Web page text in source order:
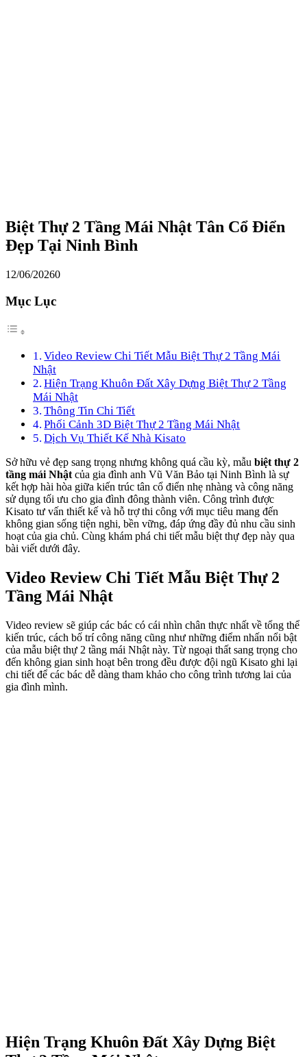
Biệt Thự 2 Tầng Mái Nhật Tân Cổ Điển
Đẹp Tại Ninh Bình
12/06/20260
Mục Lục
Video Review Chi Tiết Mẫu Biệt Thự 2 Tầng Mái
Nhật
Hiện Trạng Khuôn Đất Xây Dựng Biệt Thự 2 Tầng
Mái Nhật
Thông Tin Chi Tiết
Phối Cảnh 3D Biệt Thự 2 Tầng Mái Nhật
Dịch Vụ Thiết Kế Nhà Kisato
Sở hữu vẻ đẹp sang trọng nhưng không quá cầu kỳ, mẫu biệt thự 2
tầng mái Nhật của gia đình anh Vũ Văn Bảo tại Ninh Bình là sự
kết hợp hài hòa giữa kiến trúc tân cổ điển nhẹ nhàng và công năng
sử dụng tối ưu cho gia đình đông thành viên. Công trình được
Kisato tư vấn thiết kế và hỗ trợ thi công với mục tiêu mang đến
không gian sống tiện nghi, bền vững, đáp ứng đầy đủ nhu cầu sinh
hoạt của gia chủ. Cùng khám phá chi tiết mẫu biệt thự đẹp này qua
bài viết dưới đây.
Video Review Chi Tiết Mẫu Biệt Thự 2
Tầng Mái Nhật
Video review sẽ giúp các bác có cái nhìn chân thực nhất về tổng thể
kiến trúc, cách bố trí công năng cũng như những điểm nhấn nổi bật
của mẫu biệt thự 2 tầng mái Nhật này. Từ ngoại thất sang trọng cho
đến không gian sinh hoạt bên trong đều được đội ngũ Kisato ghi lại
chi tiết để các bác dễ dàng tham khảo cho công trình tương lai của
gia đình mình.
Hiện Trạng Khuôn Đất Xây Dựng Biệt